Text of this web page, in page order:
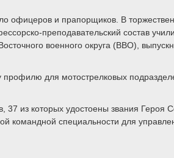
офицеров и прапорщиков. В
преподавательский состав
военного округа (ВВО),
для мотострелковых
из которых удостоены звания Героя
командной специальности для